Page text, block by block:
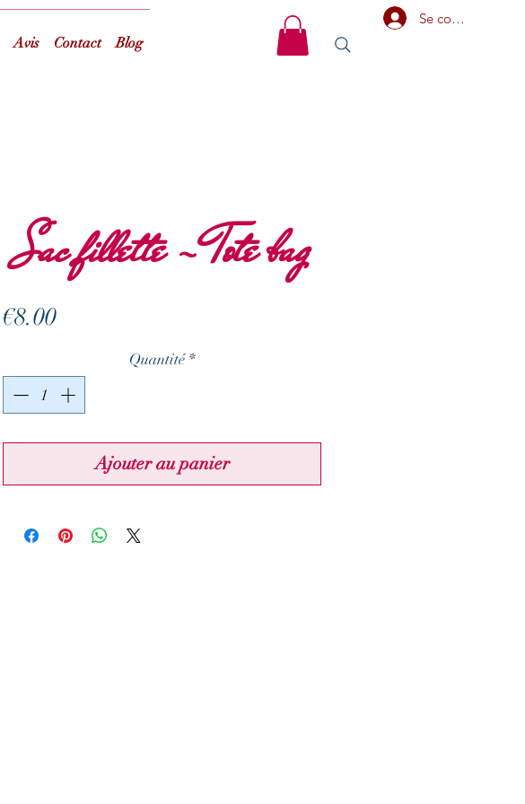
Avis Contact Blog
Se connecter
Sac fillette - Tote bag
€8.00Prix
Quantité *
Ajouter au panier